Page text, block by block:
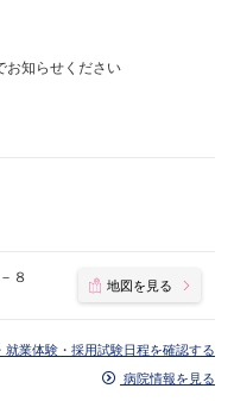
知らせください
８ 地図を見る
就業体験・採用試験日程を確認する
病院情報を見る